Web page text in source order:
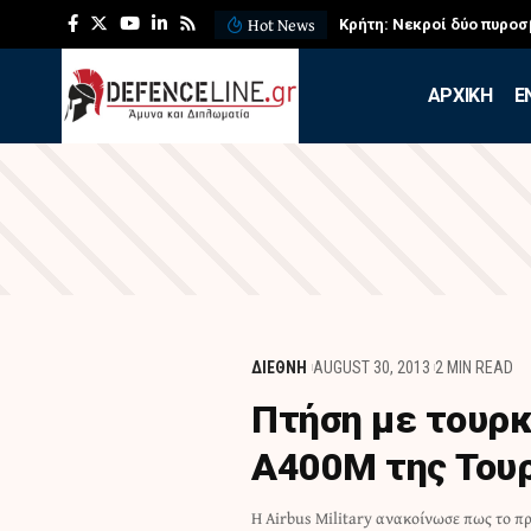
Hot News Κρήτη: Νεκροί δύο
APXIKH
ΔΙΕΘΝΗ AUGUST 30, 2013 2 MIN READ
Πτήση με
Α400Μ της
Η Airbus Military ανακοίνωσε πως το
Αεροπορίας (ΤΗΚ). Προηγήθηκε η